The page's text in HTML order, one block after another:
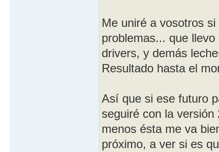
Me uniré a vosotros
problemas... que
drivers, y demás
Resultado hasta el
Así que si ese futuro
seguiré con la
menos ésta me va
próximo, a ver si es